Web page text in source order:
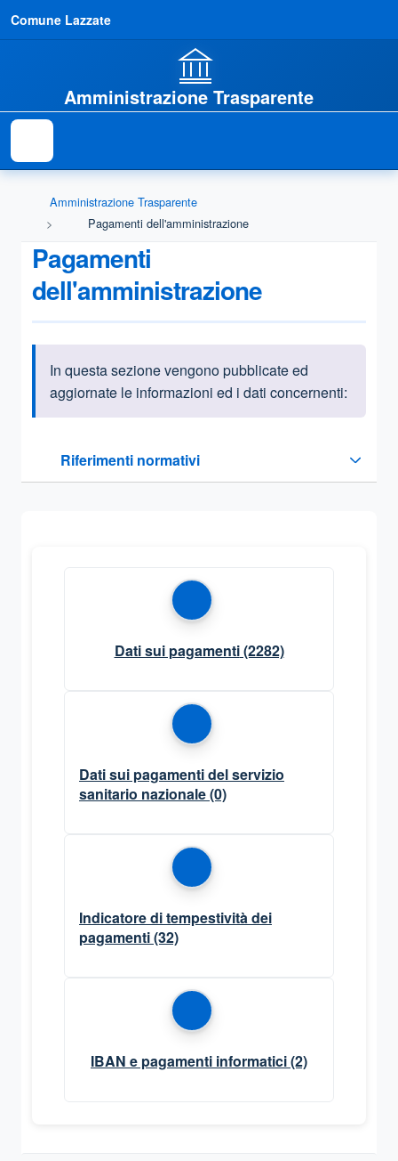
Comune Lazzate
Amministrazione Trasparente
Amministrazione Trasparente
Pagamenti dell'amministrazione
Pagamenti
dell'amministrazione
Informazioni introduttive
In questa sezione vengono pubblicate ed
aggiornate le informazioni ed i dati concernenti:
Riferimenti normativi
Sezione compressa
Dati sui pagamenti(2282)
Dati sui pagamenti del servizio
sanitario nazionale(0)
Indicatore di tempestività dei
pagamenti(32)
IBAN e pagamenti informatici(2)